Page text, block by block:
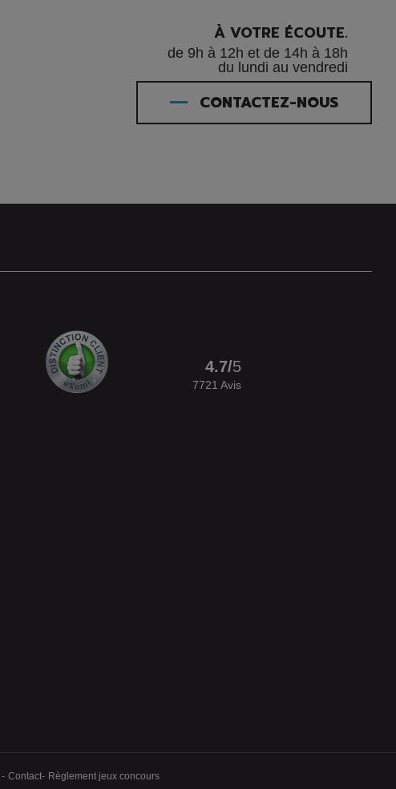
À VOTRE ÉCOUTE.
de 9h à 12h et de 14h à 18h
du lundi au vendredi
CONTACTEZ-NOUS
4.7/5
7721 Avis
Contact Règlement jeux concours